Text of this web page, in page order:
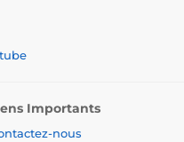
Importants
nous